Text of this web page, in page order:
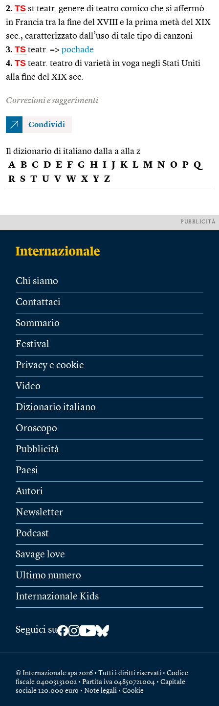
2. TS st.teatr. genere di teatro comico che si affermò
in Francia tra la fine del XVIII e la prima metà del XIX
sec., caratterizzato dall’uso di tale tipo di canzoni
3. TS teatr. => pochade
4. TS teatr. teatro di varietà in voga negli Stati Uniti
alla fine del XIX sec.
Correzioni e suggerimenti
Condividi
Il dizionario di italiano dalla a alla z
A B C D E F G H I J K L M N O P Q
R S T U V W X Y Z
PUBBLICITÀ
Chi siamo
Contattaci
Sommario
Festival
Privacy e cookie
Video
Dizionario italiano
Oroscopo
Pubblicità
Paesi
Autori
Newsletter
Podcast
Savage love
Ultimo numero
Internazionale Kids
Seguici su
© Internazionale spa 2026 • Tutti i diritti riservati • Codice
fiscale 04003131002 • Partita iva 04850721004 • Capitale
sociale 120.000 euro • Note legali • Cookie